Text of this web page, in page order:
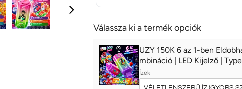
Válassza ki a termék opciók
UZY 150K 6 az 1-ben
mbináció | LED Kijelző |
Ízek